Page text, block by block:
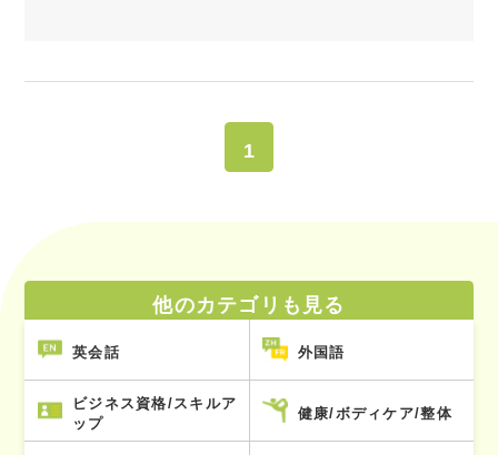
1
他のカテゴリも見る
英会話 外国語
ビジネス資格/スキルア
ップ
健康/ボディケア/整体